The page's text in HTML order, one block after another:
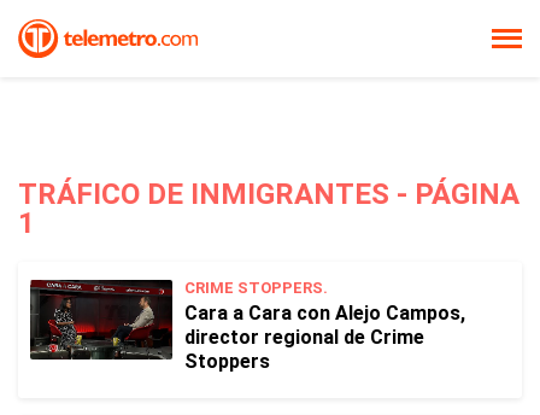
TRÁFICO DE INMIGRANTES - PÁGINA
1
CRIME STOPPERS.
Cara a Cara con Alejo Campos,
director regional de Crime
Stoppers